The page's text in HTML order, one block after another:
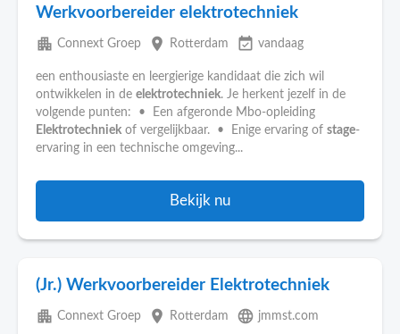
Werkvoorbereider elektrotechniek
apartment Connext Groep place Rotterdam event_available vandaag
een enthousiaste en leergierige kandidaat die zich wil
ontwikkelen in de elektrotechniek. Je herkent jezelf in de
volgende punten: • Een afgeronde Mbo-opleiding
Elektrotechniek of vergelijkbaar. • Enige ervaring of stage-
ervaring in een technische omgeving...
Bekijk nu
(Jr.) Werkvoorbereider Elektrotechniek
apartment Connext Groep place Rotterdam language jmmst.com